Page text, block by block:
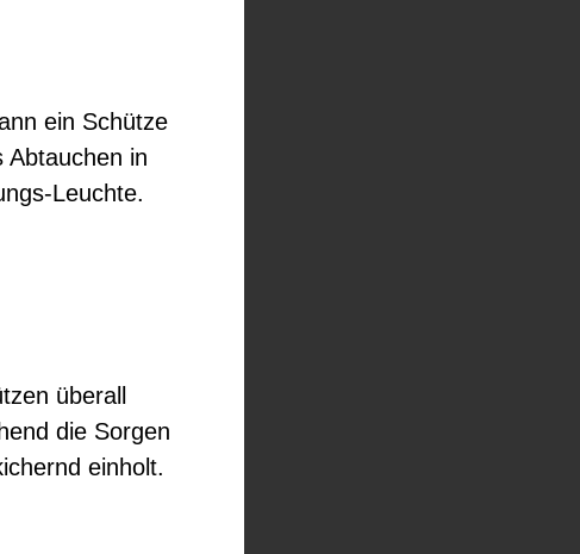
ein Schütze
Abtauchen in
Leuchte.
überall
die Sorgen
einholt.